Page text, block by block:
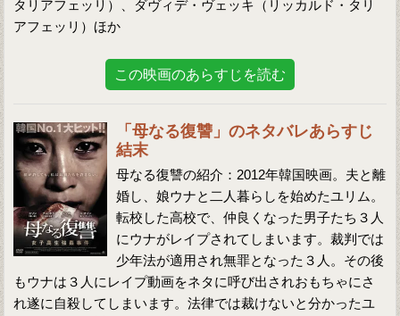
タリアフェッリ）、ダヴィデ・ヴェッキ（リッカルド・タリ
アフェッリ）ほか
この映画のあらすじを読む
「母なる復讐」のネタバレあらすじ
結末
母なる復讐の紹介：2012年韓国映画。夫と離
婚し、娘ウナと二人暮らしを始めたユリム。
転校した高校で、仲良くなった男子たち３人
にウナがレイプされてしまいます。裁判では
少年法が適用され無罪となった３人。その後
もウナは３人にレイプ動画をネタに呼び出されおもちゃにさ
れ遂に自殺してしまいます。法律では裁けないと分かったユ